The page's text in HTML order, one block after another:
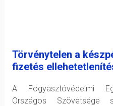
Törvénytelen a
fizetés
A Fogyasztóvédelmi
Országos Szövetsége